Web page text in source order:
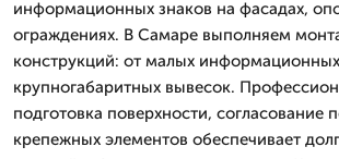
информационных знаков на фасадах,
ограждениях. В Самаре выполняем
конструкций: от малых
крупногабаритных вывесок.
подготовка поверхности, согласование
крепежных элементов обеспечивает